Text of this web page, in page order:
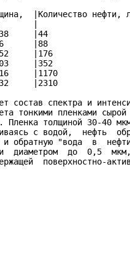
|Количество
|
|44
|0.76      |88
|176
|352
|1.016     |1170
|2.032     |2310
состав спектра и
тонкими пленками
толщиной 30-40
с водой,  нефть
и обратную "вода  в
диаметром  до  0,5
поверхностно-